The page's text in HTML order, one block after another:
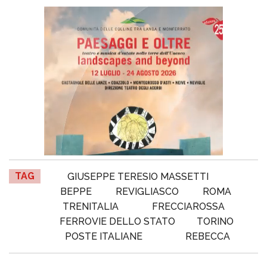
TAG
GIUSEPPE TERESIO MASSETTI
BEPPE
REVIGLIASCO
ROMA
TRENITALIA
FRECCIAROSSA
FERROVIE DELLO STATO
TORINO
POSTE ITALIANE
REBECCA